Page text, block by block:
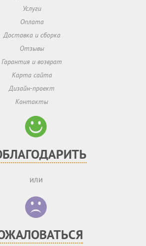
Услуги
Оплата
Доставка и сборка
Отзывы
Гарантия и возврат
Карта сайта
Дизайн-проект
Контакты
или